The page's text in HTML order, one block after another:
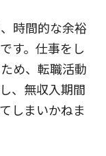
時間的な余裕
す。仕事をし
め、転職活動
、無収入期間
しまいかねま